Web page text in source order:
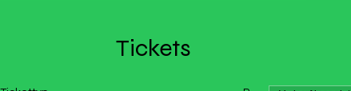
Tickets